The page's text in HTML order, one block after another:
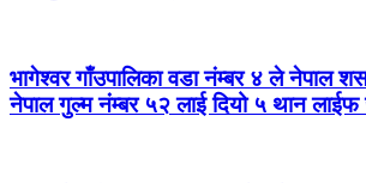
भागेश्वर गाँउपालिका वडा नंम्बर ४ ले नेपाल
नेपाल गुल्म नंम्बर ५२ लाई दियो ५ थान